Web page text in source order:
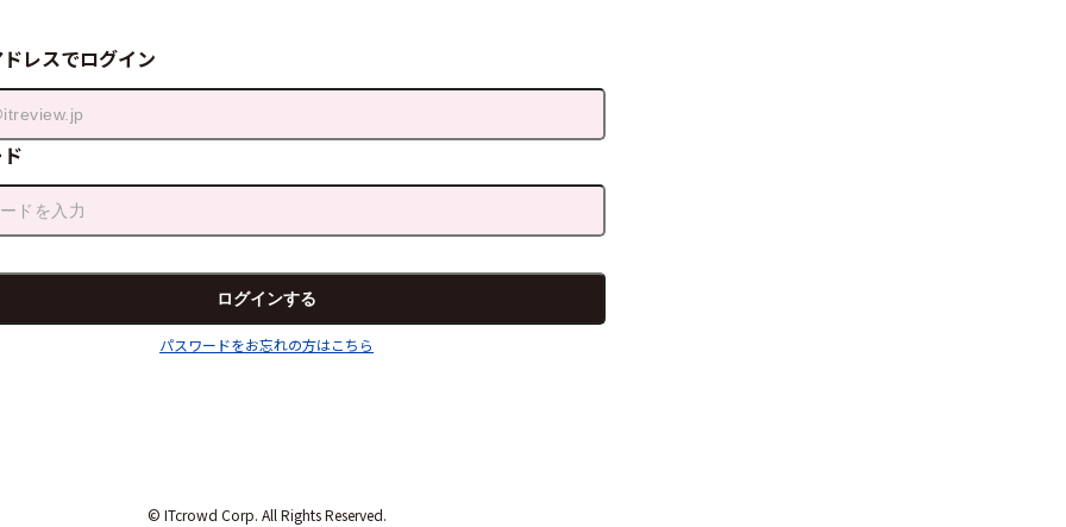
レスでログイン
パスワードをお忘れの方はこちら
© ITcrowd Corp. All Rights Reserved.